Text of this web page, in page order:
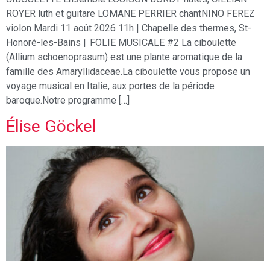
ROYER luth et guitare LOMANE PERRIER chantNINO FEREZ
violon Mardi 11 août 2026 11h | Chapelle des thermes, St-
Honoré-les-Bains | FOLIE MUSICALE #2 La ciboulette
(Allium schoenoprasum) est une plante aromatique de la
famille des Amaryllidaceae.La ciboulette vous propose un
voyage musical en Italie, aux portes de la période
baroque.Notre programme […]
Élise Göckel